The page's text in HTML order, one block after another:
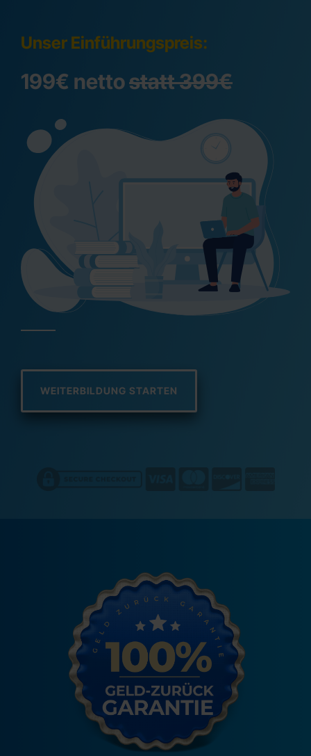
Unser Einführungspreis:
199€ nettostatt 399€
WEITERBILDUNG STARTEN